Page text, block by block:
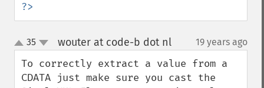
?>
up
down
35 wouter at code-b dot nl¶ 19 years ago
To correctly extract a value from a
CDATA just make sure you cast the